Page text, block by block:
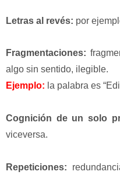
Letras al revés: por
Fragmentaciones:
algo sin sentido, ilegible.
Ejemplo: la palabra es
Cognición de un solo
viceversa.
Repeticiones: